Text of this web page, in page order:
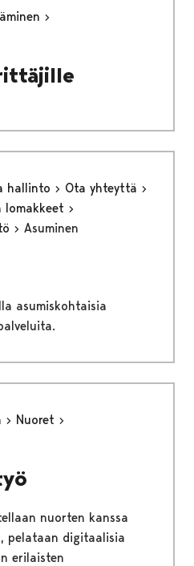
hallinto
Ota yhteyttä
lomakkeet
Asuminen
asumiskohtaisia
Nuoret
nuorten kanssa
pelataan digitaalisia
erilaisten